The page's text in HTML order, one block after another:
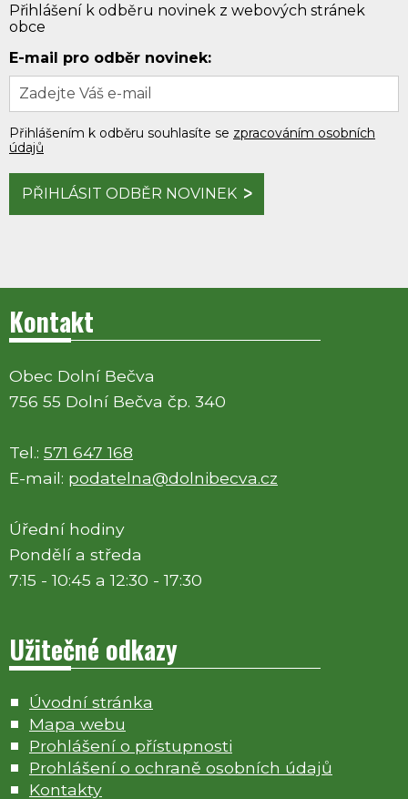
Přihlášení k odběru novinek z webových stránek
obce
E-mail pro odběr novinek:
Přihlášením k odběru souhlasíte se zpracováním osobních
údajů
PŘIHLÁSIT ODBĚR NOVINEK
Kontakt
Obec Dolní Bečva
756 55 Dolní Bečva čp. 340
Tel.: 571 647 168
E-mail: podatelna@dolnibecva.cz
Úřední hodiny
Pondělí a středa
7:15 - 10:45 a 12:30 - 17:30
Užitečné odkazy
Úvodní stránka
Mapa webu
Prohlášení o přístupnosti
Prohlášení o ochraně osobních údajů
Kontakty